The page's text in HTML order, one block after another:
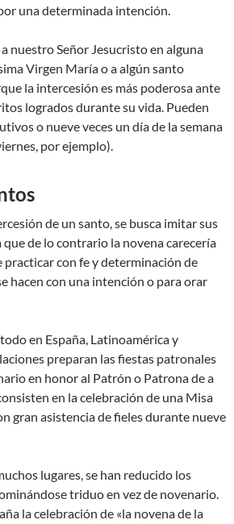
una determinada intención.
nuestro Señor Jesucristo en alguna
Virgen María o a algún santo
la intercesión es más poderosa ante
logrados durante su vida. Pueden
o nueve veces un día de la semana
por ejemplo).
de un santo, se busca imitar sus
de lo contrario la novena carecería
practicar con fe y determinación de
hacen con una intención o para orar
en España, Latinoamérica y
preparan las fiestas patronales
en honor al Patrón o Patrona de a
en la celebración de una Misa
gran asistencia de fieles durante nueve
lugares, se han reducido los
triduo en vez de novenario.
la celebración de «la novena de la